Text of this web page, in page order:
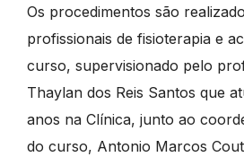
Os procedimentos são
profissionais de fisioterapia e
curso, supervisionado pelo
Thaylan dos Reis Santos que
anos na Clínica, junto ao
do curso, Antonio Marcos